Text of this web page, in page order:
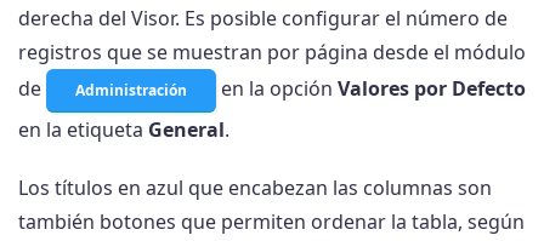
derecha del Visor. Es posible configurar el número de
registros que se muestran por página desde el módulo
de
Administración en la opción Valores por Defecto
en la etiqueta General.
Los títulos en azul que encabezan las columnas son
también botones que permiten ordenar la tabla, según